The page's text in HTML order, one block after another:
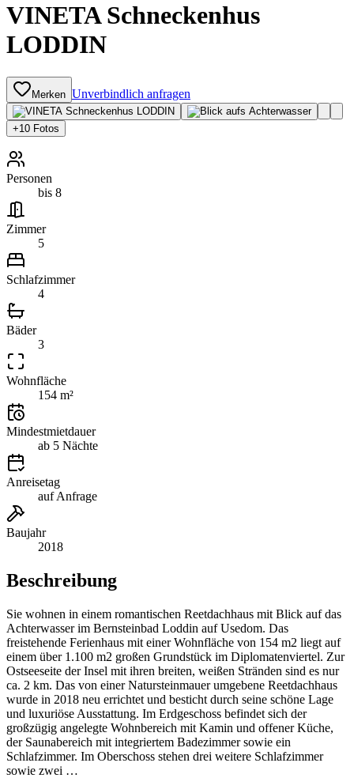
VINETA Schneckenhus
LODDIN
Merken Unverbindlich anfragen
+10 Fotos
Personen
bis 8
Zimmer
5
Schlafzimmer
4
Bäder
3
Wohnfläche
154 m²
Mindestmietdauer
ab 5 Nächte
Anreisetag
auf Anfrage
Baujahr
2018
Beschreibung
Sie wohnen in einem romantischen Reetdachhaus mit Blick auf das
Achterwasser im Bernsteinbad Loddin auf Usedom. Das
freistehende Ferienhaus mit einer Wohnfläche von 154 m2 liegt auf
einem über 1.100 m2 großen Grundstück im Diplomatenviertel. Zur
Ostseeseite der Insel mit ihren breiten, weißen Stränden sind es nur
ca. 2 km. Das von einer Natursteinmauer umgebene Reetdachhaus
wurde in 2018 neu errichtet und besticht durch seine schöne Lage
und luxuriöse Ausstattung. Im Erdgeschoss befindet sich der
großzügig an­ge­legte Wohnbereich mit Kamin und offener Küche,
der Saunabereich mit integriertem Badezimmer sowie ein
Schlafzimmer. Im Oberschoss stehen drei weitere Schlaf­zimmer
sowie zwei …